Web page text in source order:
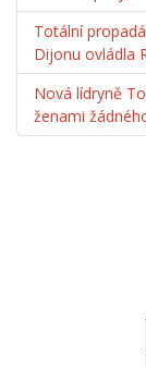
Totální
Dijonu ovládla
Nová lídryně
ženami